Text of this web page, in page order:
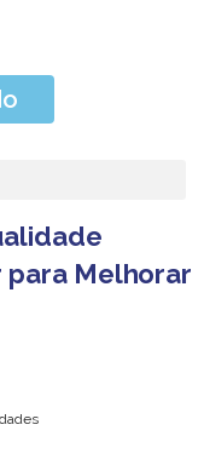
para Melhorar